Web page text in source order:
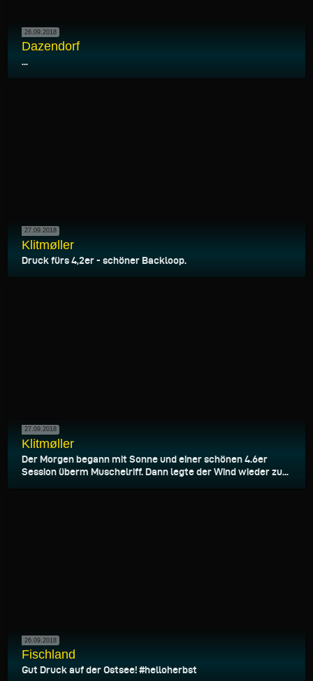
26.09.2018
Dazendorf
...
27.09.2018
Klitmøller
Druck fürs 4,2er - schöner Backloop.
27.09.2018
Klitmøller
Der Morgen begann mit Sonne und einer schönen 4.6er
Session überm Muschelriff. Dann legte der Wind wieder zu...
26.09.2018
Fischland
Gut Druck auf der Ostsee! #helloherbst